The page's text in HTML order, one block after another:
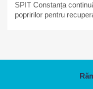
SPIT Constanța
popririlor pentru